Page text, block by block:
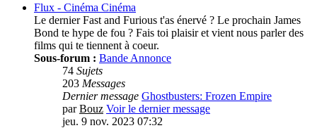
Flux - Cinéma Cinéma
Le dernier Fast and Furious t'as énervé ? Le prochain James
Bond te hype de fou ? Fais toi plaisir et vient nous parler des
films qui te tiennent à coeur.
Sous-forum : Bande Annonce
74 Sujets
203 Messages
Dernier message Ghostbusters: Frozen Empire
parBouz Voir le dernier message
jeu. 9 nov. 2023 07:32